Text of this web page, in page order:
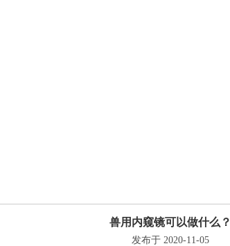
兽用内窥镜可以做什么？
发布于 2020-11-05